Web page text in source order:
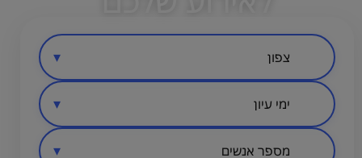
אזור בארץ
סיווג מקום
מספר אנשים